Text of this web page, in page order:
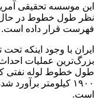
نظر طول خطوط در حال
فهرست قرار داده است.
ایران با وجود اینکه
بزرگ‌ترین عملیات
طول خطوط لوله نفتی
۱۹۰۰ کیلومتر
است.